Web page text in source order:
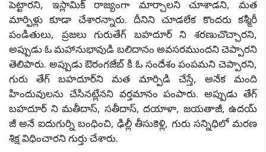
పెట్టారని, ఇస్లామిక్ రాజ్యంగా మార్చాలని చూశాడని, మత
మార్పిళ్లు కూడా చేశారన్నారు. దీనిని చూడలేక కొందరు కశ్మీరీ
పండితులు, ప్రజలు గురుతేగ్ బహదూర్ ని శరణుచొచ్చారని,
అప్పుడు ఓ మహానుభావుడి బలిదానం అవసరముందని చెప్పారని
తెలిపారు. అప్పుడు ఔరంగజేబ్ కి ఓ సందేశం పంపమని చెప్పారని,
గురు తేగ్ బహదూర్‌ని మత మార్పిడి చేస్తే, అనేక మంది
హిందువులను చేసినట్లేనని వర్తమానం పంపారు. అప్పుడు తేగ్
బహదూర్ ని మతీదాస్, సతీదాస్, దయాళా, జయతాజీ, ఉదయ్
జీ అనే ఐదుగుర్ని బంధించి, ఢిల్లీ తీసుకెళ్లి, గురు సన్నిధిలో మరణ
శిక్ష విధించారని గుర్తు చేశారు.